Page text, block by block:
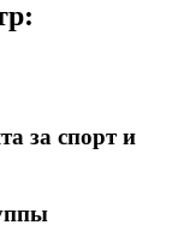
за спорт и